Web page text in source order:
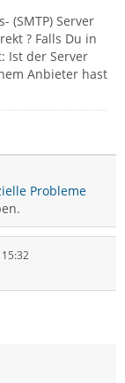
(SMTP) Server
? Falls Du in
Ist der Server
Anbieter hast
Probleme